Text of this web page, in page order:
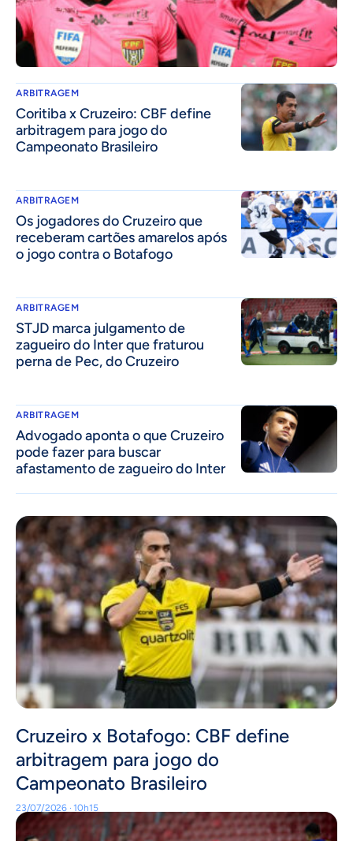
ARBITRAGEM
Coritiba x Cruzeiro: CBF define
arbitragem para jogo do
Campeonato Brasileiro
ARBITRAGEM
Os jogadores do Cruzeiro que
receberam cartões amarelos após
o jogo contra o Botafogo
ARBITRAGEM
STJD marca julgamento de
zagueiro do Inter que fraturou
perna de Pec, do Cruzeiro
ARBITRAGEM
Advogado aponta o que Cruzeiro
pode fazer para buscar
afastamento de zagueiro do Inter
Cruzeiro x Botafogo: CBF define
arbitragem para jogo do
Campeonato Brasileiro
23/07/2026 · 10h15